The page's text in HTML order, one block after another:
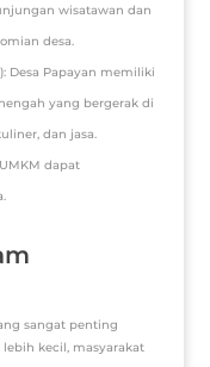
wisatawan dan
desa.
Desa Papayan memiliki
yang bergerak di
dan jasa.
dapat
sangat penting
kecil, masyarakat